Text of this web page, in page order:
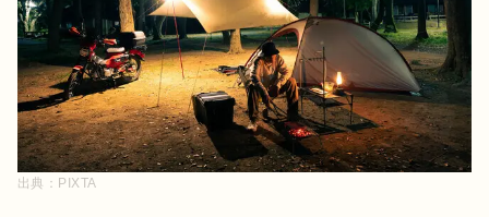
出典： PIXTA